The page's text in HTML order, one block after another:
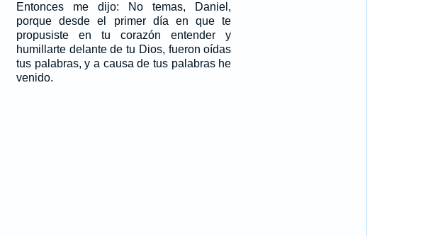
Entonces me dijo: No temas, Daniel,
porque desde el primer día en que te
propusiste en tu corazón entender y
humillarte delante de tu Dios, fueron oídas
tus palabras, y a causa de tus palabras he
venido.